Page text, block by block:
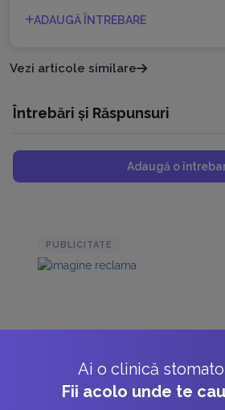
ADAUGĂ ÎNTREBARE
Vezi articole similare
Întrebări și Răspunsuri
Adaugă o
PUBLICITATE
Ai o clinică
Fii acolo unde te